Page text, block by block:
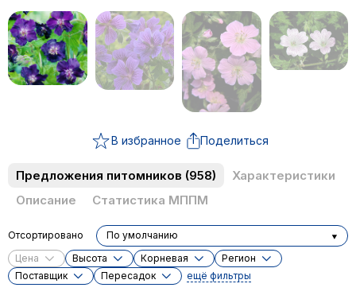
В избранное Поделиться
Предложения питомников (958)
Характеристики
Описание
Статистика МППМ
Цена Высота Корневая
Регион
Поставщик
Пересадок ещё фильтры
Отсортировано По умолчанию